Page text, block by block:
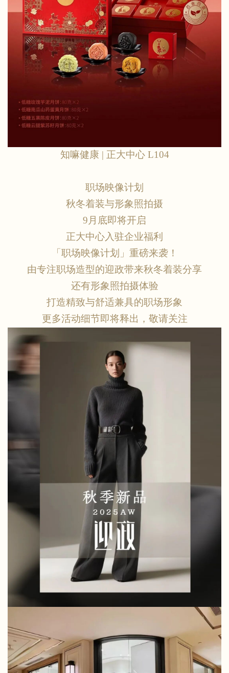
知嘛健康 | 正大中心 L104
职场映像计划
秋冬着装与形象照拍摄
9月底即将开启
正大中心入驻企业福利
「职场映像计划」重磅来袭！
由专注职场造型的迎政带来秋冬着装分享
还有形象照拍摄体验
打造精致与舒适兼具的职场形象
更多活动细节即将释出，敬请关注